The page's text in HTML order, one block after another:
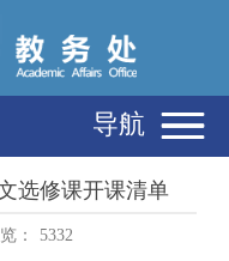
导航
选修课开课清单
： 5332